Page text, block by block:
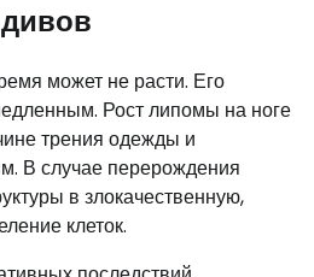
может не расти. Его
Рост липомы на ноге
трения одежды и
В случае перерождения
в злокачественную,
клеток.